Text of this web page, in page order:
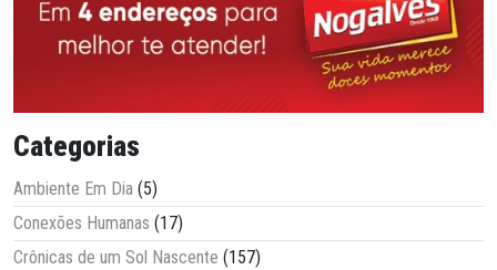
Categorias
Ambiente Em Dia (5)
Conexões Humanas (17)
Crônicas de um Sol Nascente (157)